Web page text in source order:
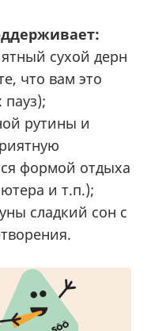
сухой дерн
что вам это
рутины и
формой отдыха
и т.п.);
сладкий сон с